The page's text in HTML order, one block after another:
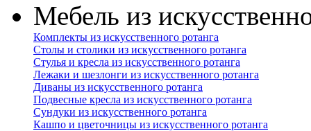
Мебель из
Комплекты из искусственного ротанга
Столы и столики из искусственного ротанга
Стулья и кресла из искусственного ротанга
Лежаки и шезлонги из искусственного ротанга
Диваны из искусственного ротанга
Подвесные кресла из искусственного ротанга
Сундуки из искусственного ротанга
Кашпо и цветочницы из искусственного ротанга